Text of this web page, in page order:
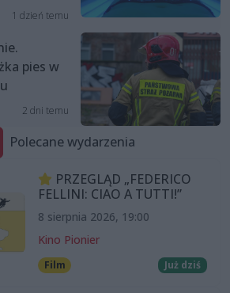
1 dzień temu
pies w
2 dni temu
Polecane wydarzenia
PRZEGLĄD „FEDERICO
FELLINI: CIAO A TUTTI!”
8 sierpnia 2026, 19:00
Kino Pionier
Film Już dziś